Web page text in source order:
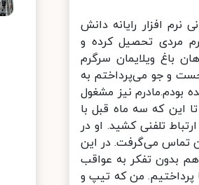
افزار رایانه دانش
مردی تحصیل کرده و
باغ ویلایمان سرگرم
و جو می‌پرداختم به
نیز مشغول
که سه ماه قبل با
تلفنی کشید. او در
تماس می‌گرفت. در این
بدون تفکر به عواقب
من که تیپ و